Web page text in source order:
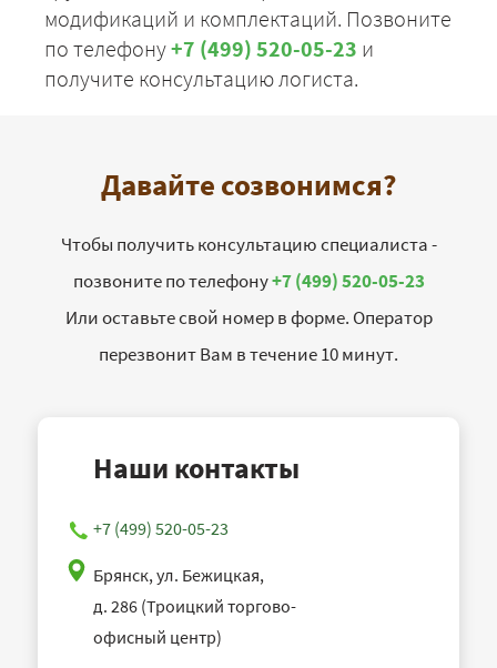
модификаций и комплектаций. Позвоните
по телефону+7 (499) 520-05-23 и
получите консультацию логиста.
Давайте созвонимся?
Чтобы получить консультацию специалиста -
позвоните по телефону+7 (499) 520-05-23
Или оставьте свой номер в форме. Оператор
перезвонит Вам в течение 10 минут.
Наши контакты
+7 (499) 520-05-23
Брянск, ул. Бежицкая,
д. 286 (Троицкий торгово-
офисный центр)